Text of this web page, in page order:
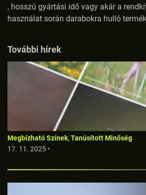
, hosszú gyártási idő vagy akár a
használat során darabokra hulló
További hírek
Megbízható Színek, Tanúsított Minőség
17. 11. 2025 •